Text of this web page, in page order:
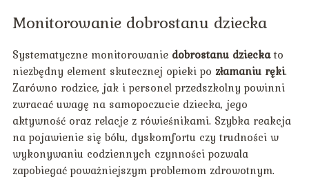
Monitorowanie dobrostanu dziecka
Systematyczne monitorowanie dobrostanu dzieckato
niezbędny element skutecznej opieki po złamaniu ręki.
Zarówno rodzice, jak i personel przedszkolny powinni
zwracać uwagę na samopoczucie dziecka, jego
aktywność oraz relacje z rówieśnikami. Szybka reakcja
na pojawienie się bólu, dyskomfortu czy trudności w
wykonywaniu codziennych czynności pozwala
zapobiegać poważniejszym problemom zdrowotnym.